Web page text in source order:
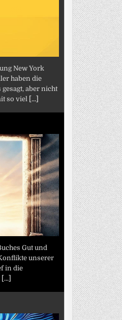
New York
haben die
aber nicht
so viel [...]
Gut und
unserer
in die
[...]